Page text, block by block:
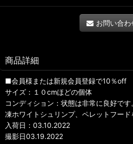
お問い合わ
商品詳細
■会員様または新規会員登録で10％off
サイズ：１０cmほどの個体
コンディション：状態は非常に良好で
凍ホワイトシュリンプ、ペレットフード
入荷日：03.10.2022
撮影日03.19.2022